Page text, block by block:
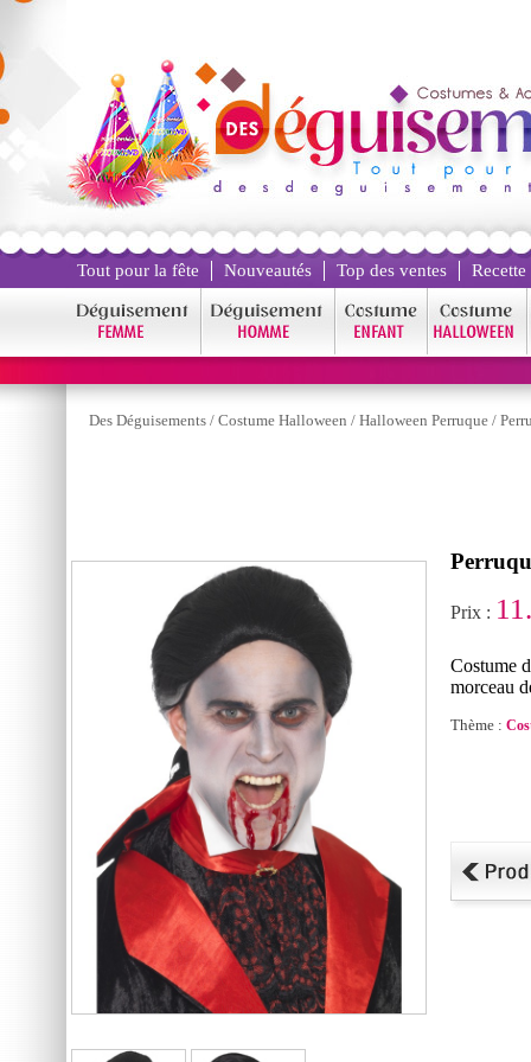
Tout pour la fête Nouveautés Top des ventes
Des Déguisements / Costume Halloween / Halloween Perruque /
Prix :
Costume
morceau
Thème :